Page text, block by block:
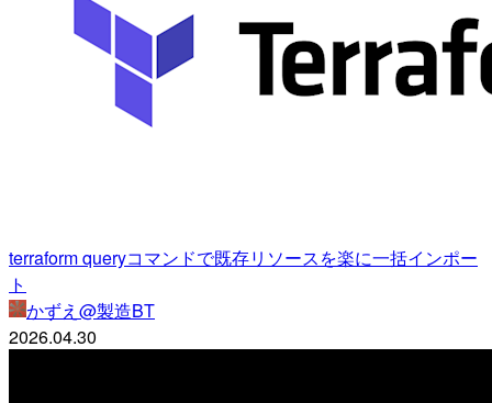
terraform queryコマンドで既存リソースを楽に一括インポー
ト
かずえ@製造BT
2026.04.30